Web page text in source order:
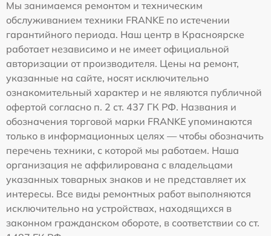
Мы занимаемся ремонтом и техническим
обслуживанием техники FRANKE по истечении
гарантийного периода. Наш центр в Красноярске
работает независимо и не имеет официальной
авторизации от производителя. Цены на ремонт,
указанные на сайте, носят исключительно
ознакомительный характер и не являются публичной
офертой согласно п. 2 ст. 437 ГК РФ. Названия и
обозначения торговой марки FRANKE упоминаются
только в информационных целях — чтобы обозначить
перечень техники, с которой мы работаем. Наша
организация не аффилирована с владельцами
указанных товарных знаков и не представляет их
интересы. Все виды ремонтных работ выполняются
исключительно на устройствах, находящихся в
законном гражданском обороте, в соответствии со ст.